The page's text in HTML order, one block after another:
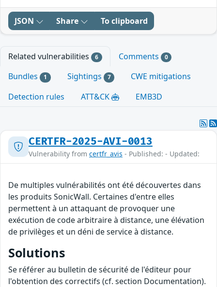
JSON Share To clipboard
Related vulnerabilities 6 Comments 0
Bundles 1 Sightings 7
CWE mitigations
Detection rules
ATT&CK EMB3D
CERTFR-2025-AVI-0013
Vulnerability from certfr_avis - Published: - Updated:
De multiples vulnérabilités ont été découvertes dans
les produits SonicWall. Certaines d'entre elles
permettent à un attaquant de provoquer une
exécution de code arbitraire à distance, une élévation
de privilèges et un déni de service à distance.
Solutions
Se référer au bulletin de sécurité de l'éditeur pour
l'obtention des correctifs (cf. section Documentation).